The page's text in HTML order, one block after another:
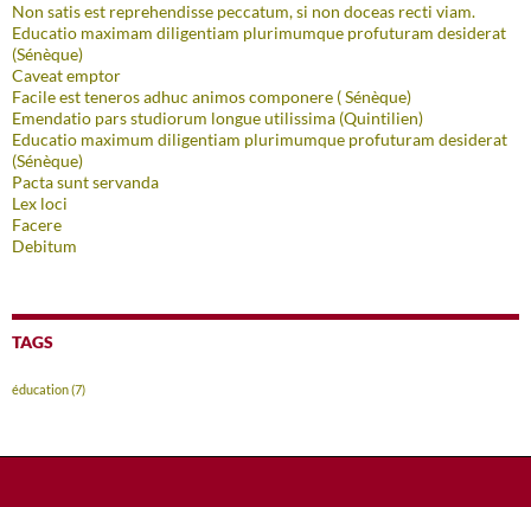
Non satis est reprehendisse peccatum, si non doceas recti viam.
Educatio maximam diligentiam plurimumque profuturam desiderat
(Sénèque)
Caveat emptor
Facile est teneros adhuc animos componere ( Sénèque)
Emendatio pars studiorum longue utilissima (Quintilien)
Educatio maximum diligentiam plurimumque profuturam desiderat
(Sénèque)
Pacta sunt servanda
Lex loci
Facere
Debitum
TAGS
éducation(7)